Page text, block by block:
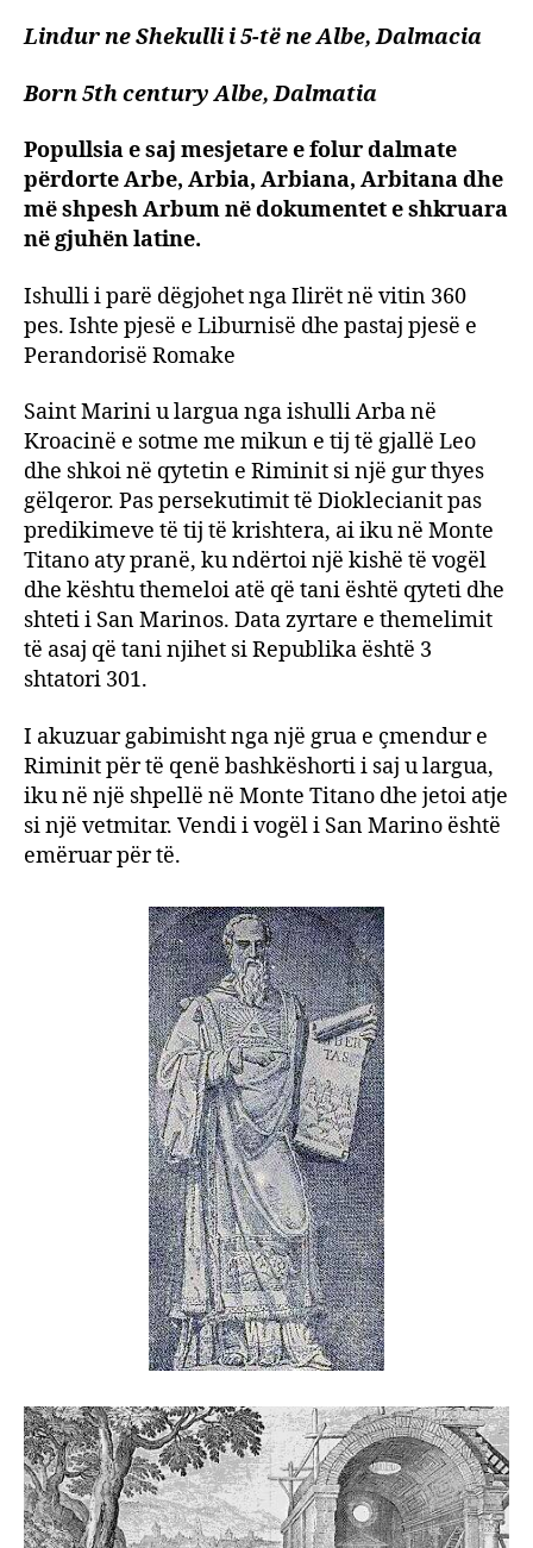
Lindur ne Shekulli i 5-të ne Albe, Dalmacia
Born 5th century Albe, Dalmatia
Popullsia e saj mesjetare e folur dalmate
përdorte Arbe, Arbia, Arbiana, Arbitana dhe
më shpesh Arbum në dokumentet e shkruara
në gjuhën latine.
Ishulli i parë dëgjohet nga Ilirët në vitin 360
pes. Ishte pjesë e Liburnisë dhe pastaj pjesë e
Perandorisë Romake
Saint Marini u largua nga ishulli Arba në
Kroacinë e sotme me mikun e tij të gjallë Leo
dhe shkoi në qytetin e Riminit si një gur thyes
gëlqeror. Pas persekutimit të Dioklecianit pas
predikimeve të tij të krishtera, ai iku në Monte
Titano aty pranë, ku ndërtoi një kishë të vogël
dhe kështu themeloi atë që tani është qyteti dhe
shteti i San Marinos. Data zyrtare e themelimit
të asaj që tani njihet si Republika është 3
shtatori 301.
I akuzuar gabimisht nga një grua e çmendur e
Riminit për të qenë bashkëshorti i saj u largua,
iku në një shpellë në Monte Titano dhe jetoi atje
si një vetmitar. Vendi i vogël i San Marino është
emëruar për të.